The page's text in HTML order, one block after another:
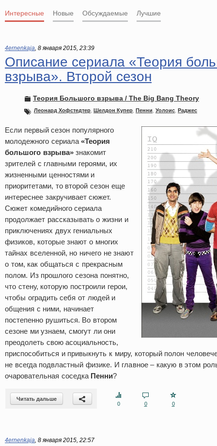
Интересные Новые Обсуждаемые Лучшие
4ernenkaja, 8 января 2015, 23:39
Описание сериала «Теория
взрыва». Второй сезон
Теория Большого взрыва / The Big Bang Theory
Леонард Хофстедтер Шелдон Купер Пенни Уолоис Раджес
Если первый сезон популярного
молодежного сериала«Теория
большого взрыва»знакомит
зрителей с главными героями, их
жизненными ценностями и
приоритетами, то второй сезон еще
интереснее закручивает сюжет.
Сюжет комедийного сериала
продолжает рассказывать о жизни и
приключениях двух гениальных
физиков, которые знают о многих
тайнах вселенной, но ничего не знают
о том, как общаться с прекрасным
полом. Из прошлого сезона понятно,
что стену, которую построили герои,
чтобы оградить себя от людей и
общения с ними, начинает
постепенно рушиться. Во втором
сезоне ми узнаем, смогут ли они
преодолеть свою асоциальность,
приспособиться и привыкнуть к миру, который полон
не всегда подвластный физике. И главное – какую в этом
очаровательная соседка Пенни?
Читать дальше
0
0 0
4ernenkaja, 8 января 2015, 22:57